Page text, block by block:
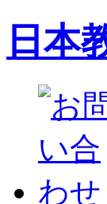
日本